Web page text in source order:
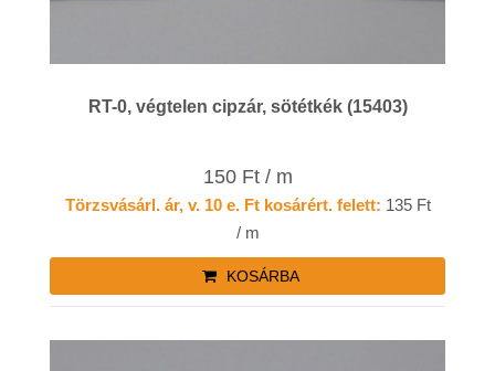
RT-0, végtelen cipzár, sötétkék (15403)
150 Ft / m
Törzsvásárl. ár, v. 10 e. Ft kosárért. felett: 135 Ft
/ m
KOSÁRBA